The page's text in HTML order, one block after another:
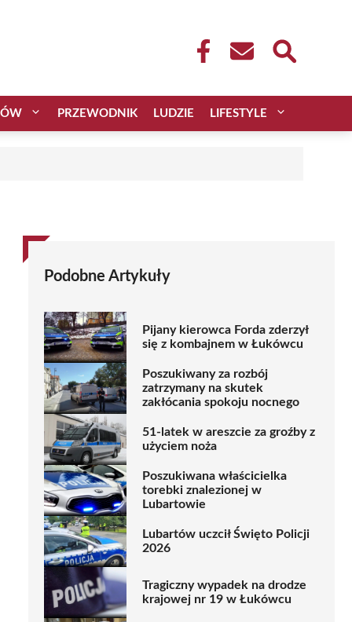
PRZEWODNIK LUDZIE LIFESTYLE
Podobne Artykuły
Pijany kierowca Forda zderzył
się z kombajnem w Łukówcu
Poszukiwany za rozbój
zatrzymany na skutek
zakłócania spokoju nocnego
51-latek w areszcie za groźby z
użyciem noża
Poszukiwana właścicielka
torebki znalezionej w
Lubartowie
Lubartów uczcił Święto Policji
2026
Tragiczny wypadek na drodze
krajowej nr 19 w Łukówcu